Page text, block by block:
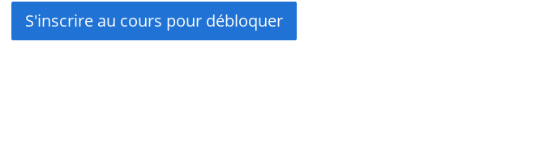
S'inscrire au cours pour débloquer